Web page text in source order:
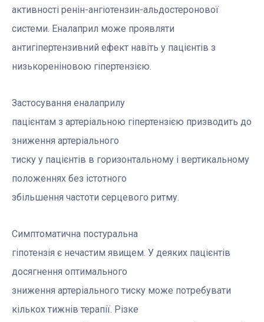
активності ренін-ангіотензин-альдостеронової
системи. Еналаприл може проявляти
антигіпертензивний ефект навіть у пацієнтів з
низькореніновою гіпертензією.
Застосування еналаприлу
пацієнтам з артеріальною гіпертензією призводить до
зниження артеріального
тиску у пацієнтів в горизонтальному і вертикальному
положеннях без істотного
збільшення частоти серцевого ритму.
Симптоматична постуральна
гіпотензія є нечастим явищем. У деяких пацієнтів
досягнення оптимального
зниження артеріального тиску може потребувати
кількох тижнів терапії. Різке